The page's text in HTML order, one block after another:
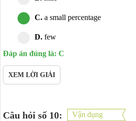
C. a small percentage
D. few
Đáp án đúng là: C
XEM LỜI GIẢI
Câu hỏi số 10: Vận dụng